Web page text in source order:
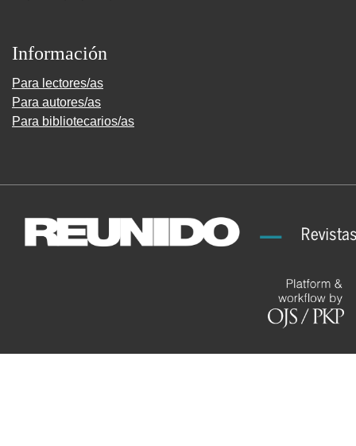
Información
Para lectores/as
Para autores/as
Para bibliotecarios/as